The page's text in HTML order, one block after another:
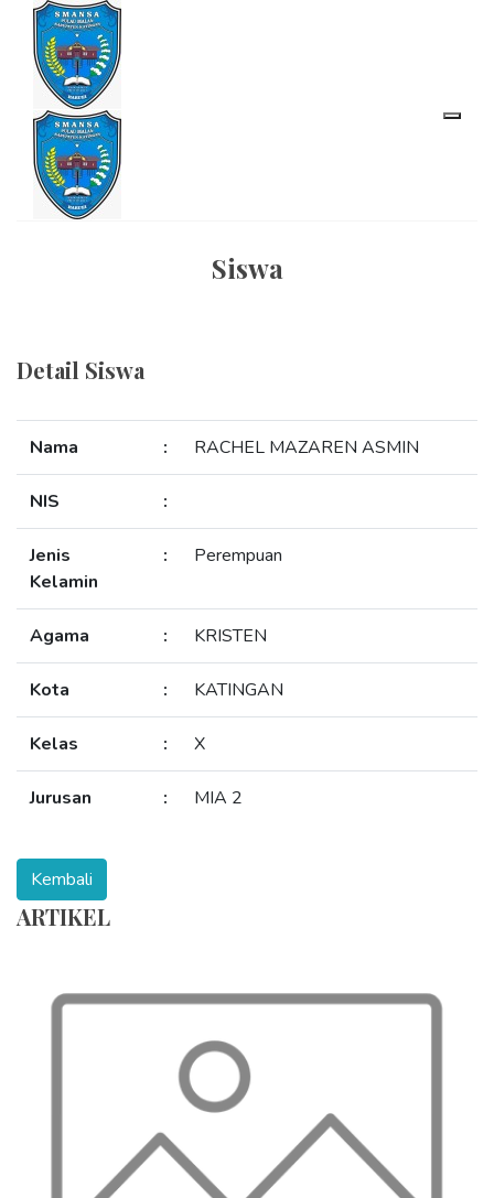
Siswa
Detail Siswa
Nama : RACHEL MAZAREN ASMIN
NIS :
Jenis
Kelamin
: Perempuan
Agama : KRISTEN
Kota : KATINGAN
Kelas : X
Jurusan : MIA 2
ARTIKEL